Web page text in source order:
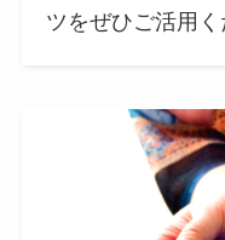
ツをぜひご活用く